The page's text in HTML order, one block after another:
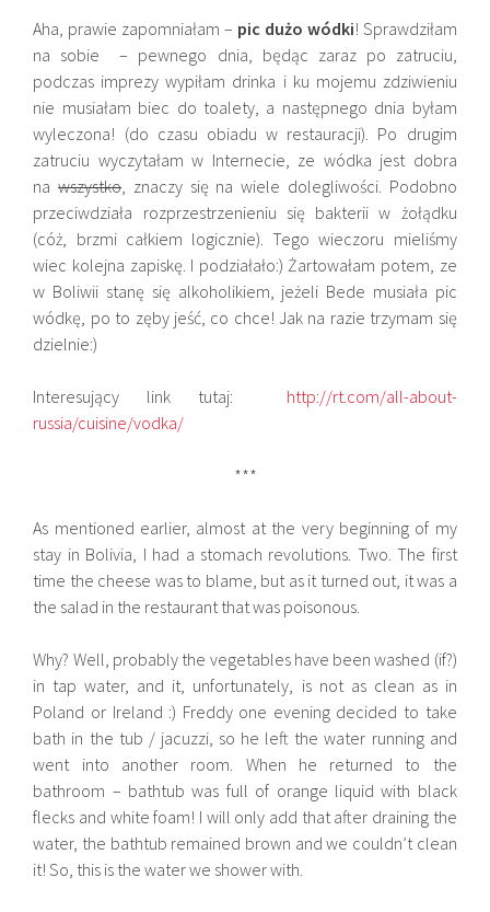
Aha, prawie zapomniałam – pic dużo wódki! Sprawdziłam
na sobie – pewnego dnia, będąc zaraz po zatruciu,
podczas imprezy wypiłam drinka i ku mojemu zdziwieniu
nie musiałam biec do toalety, a następnego dnia byłam
wyleczona! (do czasu obiadu w restauracji). Po drugim
zatruciu wyczytałam w Internecie, ze wódka jest dobra
nawszystko , znaczy się na wiele dolegliwości. Podobno
przeciwdziała rozprzestrzenieniu się bakterii w żołądku
(cóż, brzmi całkiem logicznie). Tego wieczoru mieliśmy
wiec kolejna zapiskę. I podziałało:) Żartowałam potem, ze
w Boliwii stanę się alkoholikiem, jeżeli Bede musiała pic
wódkę, po to zęby jeść, co chce! Jak na razie trzymam się
dzielnie:)
Interesujący link tutaj: http://rt.com/all-about-
russia/cuisine/vodka/
***
As mentioned earlier, almost at the very beginning of my
stay in Bolivia, I had a stomach revolutions. Two. The first
time the cheese was to blame, but as it turned out, it was a
the salad in the restaurant that was poisonous.
Why? Well, probably the vegetables have been washed (if?)
in tap water, and it, unfortunately, is not as clean as in
Poland or Ireland :) Freddy one evening decided to take
bath in the tub / jacuzzi, so he left the water running and
went into another room. When he returned to the
bathroom – bathtub was full of orange liquid with black
flecks and white foam! I will only add that after draining the
water, the bathtub remained brown and we couldn’t clean
it! So, this is the water we shower with.